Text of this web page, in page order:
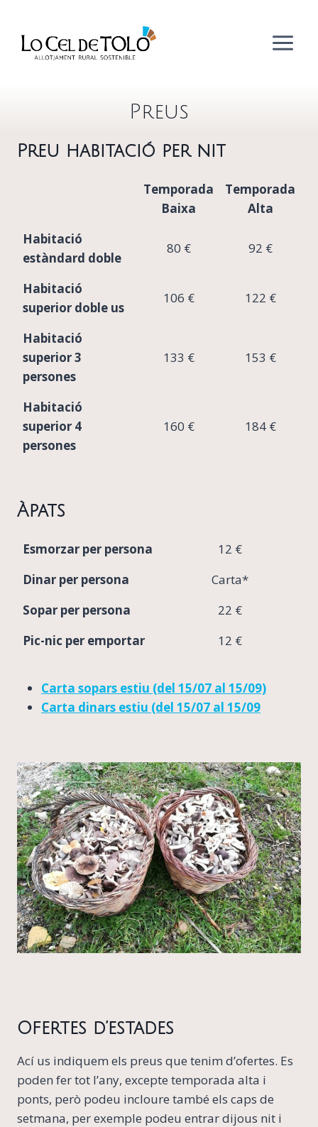
contingut
Preus
Preu habitació per nit
Temporada
Baixa
Temporada
Alta
Habitació
estàndard doble
80 € 92 €
Habitació
superior doble us
106 € 122 €
Habitació
superior 3
persones
133 € 153 €
Habitació
superior 4
persones
160 € 184 €
Àpats
Esmorzar per persona
12 €
Dinar per persona
Carta*
Sopar per persona
22 €
Pic-nic per emportar
12 €
Carta sopars estiu (del 15/07 al 15/09)
Carta dinars estiu (del 15/07 al 15/09
Ofertes d’estades
Ací us indiquem els preus que tenim d’ofertes. Es
poden fer tot l’any, excepte temporada alta i
ponts, però podeu incloure també els caps de
setmana, per exemple podeu entrar dijous nit i